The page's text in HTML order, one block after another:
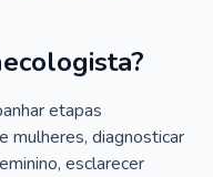
etapas
mulheres, diagnosticar
esclarecer